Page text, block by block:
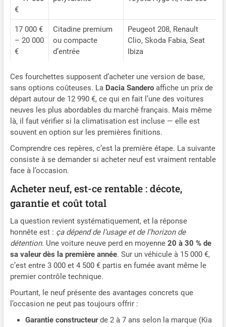
€
17 000 €
– 20 000
€
Citadine premium
ou compacte
d’entrée
Peugeot 208, Renault
Clio, Skoda Fabia, Seat
Ibiza
Ces fourchettes supposent d’acheter une version de base,
sans options coûteuses. La Dacia Sanderoaffiche un prix de
départ autour de 12 990 €, ce qui en fait l’une des voitures
neuves les plus abordables du marché français. Mais même
là, il faut vérifier si la climatisation est incluse — elle est
souvent en option sur les premières finitions.
Comprendre ces repères, c’est la première étape. La suivante
consiste à se demander si acheter neuf est vraiment rentable
face à l’occasion.
Acheter neuf, est-ce rentable : décote,
garantie et coût total
La question revient systématiquement, et la réponse
honnête est : ça dépend de l’usage et de l’horizon de
détention. Une voiture neuve perd en moyenne 20 à 30 % de
sa valeur dès la première année. Sur un véhicule à 15 000 €,
c’est entre 3 000 et 4 500 € partis en fumée avant même le
premier contrôle technique.
Pourtant, le neuf présente des avantages concrets que
l’occasion ne peut pas toujours offrir :
Garantie constructeurde 2 à 7 ans selon la marque (Kia